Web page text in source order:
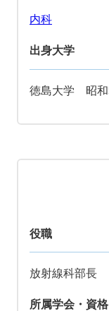
内科
出身大学
徳島大学 昭和
役職
放射線科部長
所属学会・資格